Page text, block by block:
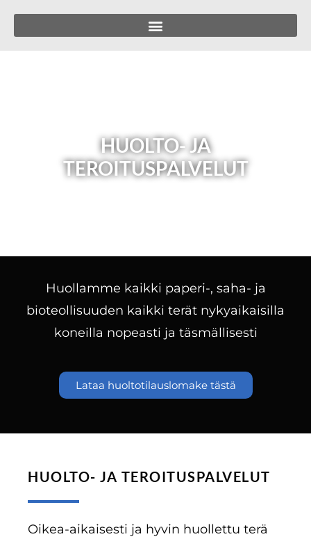
HUOLTO- JA
TEROITUSPALVELUT
Huollamme kaikki paperi-, saha- ja
bioteollisuuden kaikki terät nykyaikaisilla
koneilla nopeasti ja täsmällisesti
Lataa huoltotilauslomake tästä
HUOLTO- JA TEROITUSPALVELUT
Oikea-aikaisesti ja hyvin huollettu terä